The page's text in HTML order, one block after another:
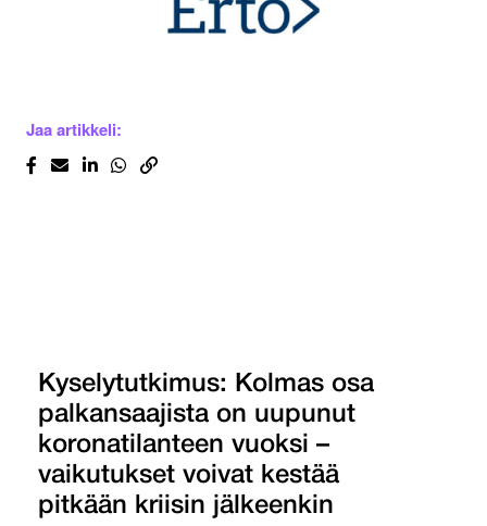
Jaa artikkeli:
Kyselytutkimus: Kolmas osa
palkansaajista on uupunut
koronatilanteen vuoksi –
vaikutukset voivat kestää
pitkään kriisin jälkeenkin